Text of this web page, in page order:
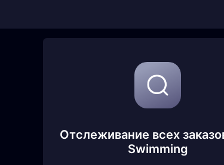
Отслеживание всех
Swimming